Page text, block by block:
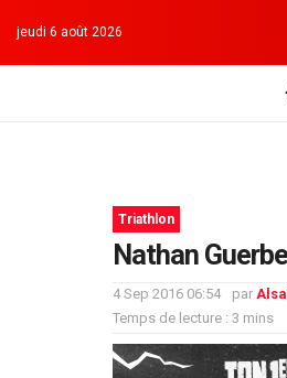
jeudi 6 août 2026
Triathlon
Nathan
4 Sep 2016 06:54 par
Temps de lecture : 3 mins